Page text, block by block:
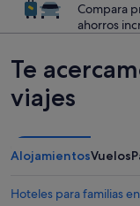
Compara
ahorros
Te
viajes
AlojamientosVuelos
Hoteles para familias